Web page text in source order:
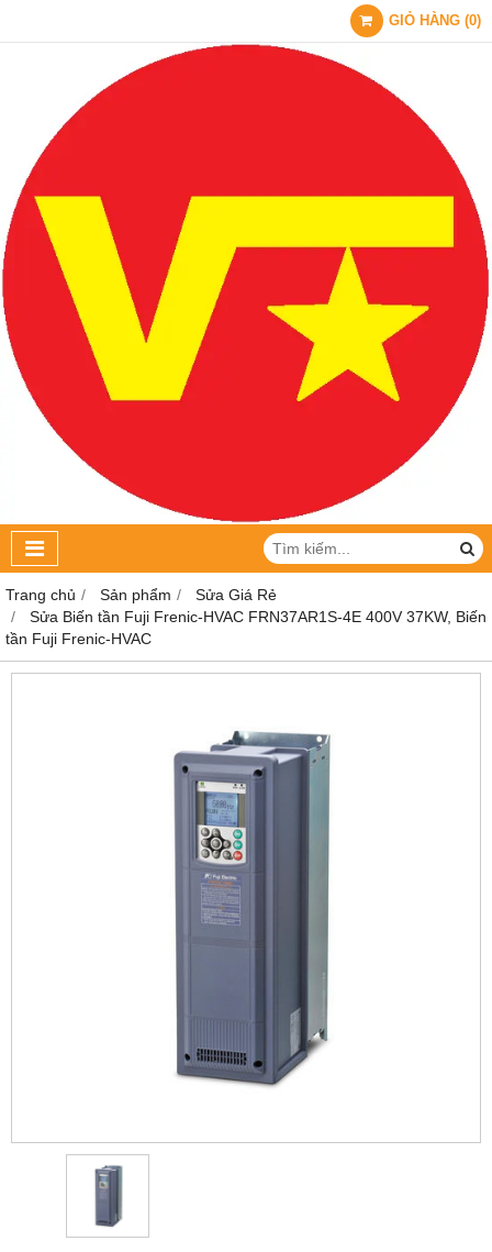
GIỎ HÀNG (0)
Trang chủ Sản phẩm
Sửa Giá Rẻ
Sửa Biến tần Fuji Frenic-HVAC FRN37AR1S-4E 400V 37KW, Biến
tần Fuji Frenic-HVAC